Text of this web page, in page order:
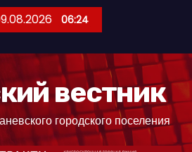
06:24
вестник
городского поселения